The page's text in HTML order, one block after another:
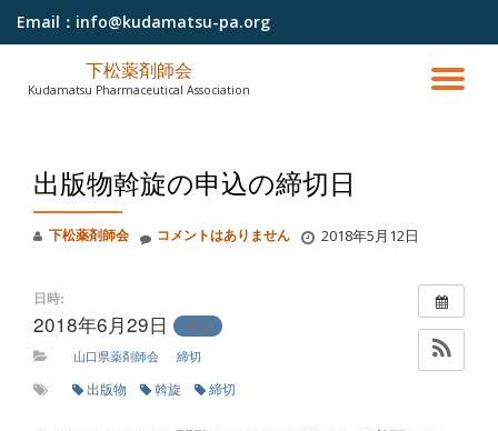
Email： info@kudamatsu-pa.org
ナ
シ
ョ
下松薬剤師会
Kudamatsu Pharmaceutical Association
出版物斡旋の申込の締切日
下松薬剤師会 2018年5月12日
コメントはありません
日時:
2018年6月29日 終日
山口県薬剤師会 締切
出版物 斡旋 締切